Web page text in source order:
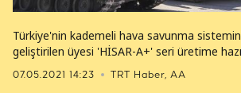
07.05.2021 14:23 TRT Haber, AA
Türkiye'nin kademeli hava savunma
geliştirilen üyesi 'HİSAR-A+' seri üretime